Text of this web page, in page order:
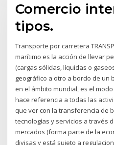
Comercio
tipos.
Transporte por carretera
marítimo es la acción de llevar
(cargas sólidas, líquidas o
geográfico a otro a bordo de un
en el ámbito mundial, es el
hace referencia a todas las
que ver con la transferencia de
tecnologías y servicios a través
mercados (forma parte de la
divisas y está sujeto a